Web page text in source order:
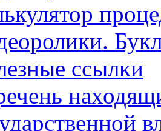
ссылки